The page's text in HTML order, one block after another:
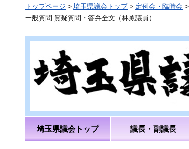
トップページ > 埼玉県議会トップ> 定例会・臨時会 >
一般質問 質疑質問・答弁全文（林薫議員）
埼玉県議会トップ 議長・副議長